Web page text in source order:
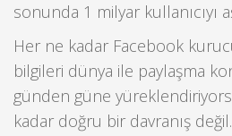
sonunda 1 milyar kullanıcıyı
Her ne kadar Facebook
bilgileri dünya ile paylaşma
günden güne
kadar doğru bir davranış